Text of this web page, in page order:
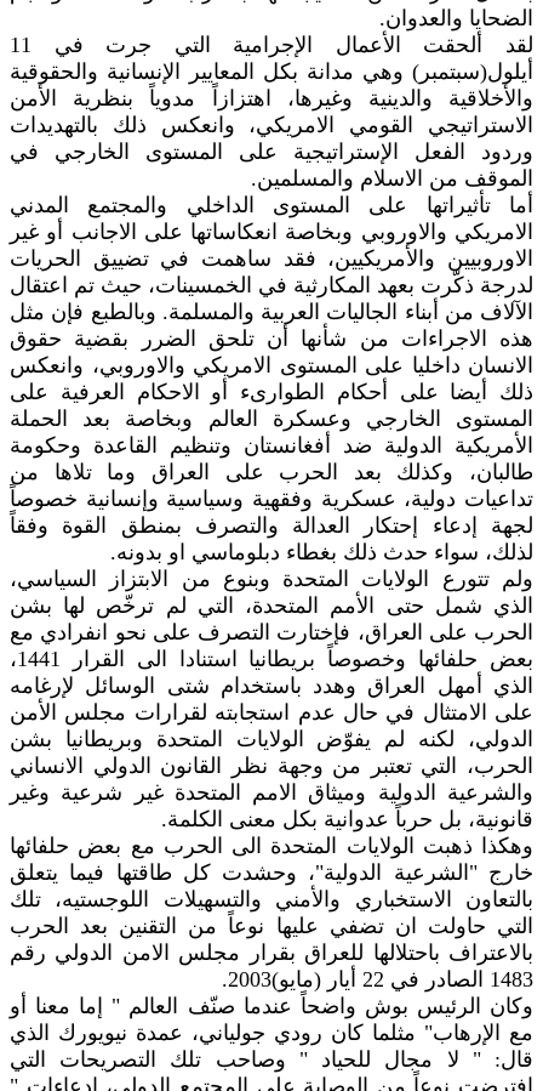
الضحايا والعدوان.
لقد ألحقت الأعمال الإجرامية التي جرت في 11
أيلول(سبتمبر) وهي مدانة بكل المعايير الإنسانية والحقوقية
والأخلاقية والدينية وغيرها، اهتزازاً مدوياً بنظرية الأمن
الاستراتيجي القومي الامريكي، وانعكس ذلك بالتهديدات
وردود الفعل الإستراتيجية على المستوى الخارجي في
الموقف من الاسلام والمسلمين.
أما تأثيراتها على المستوى الداخلي والمجتمع المدني
الامريكي والاوروبي وبخاصة انعكاساتها على الاجانب أو غير
الاوروبيين والأمريكيين، فقد ساهمت في تضييق الحريات
لدرجة ذكّرت بعهد المكارثية في الخمسينات، حيث تم اعتقال
الآلاف من أبناء الجاليات العربية والمسلمة. وبالطبع فإن مثل
هذه الاجراءات من شأنها أن تلحق الضرر بقضية حقوق
الانسان داخليا على المستوى الامريكي والاوروبي، وانعكس
ذلك أيضا على أحكام الطوارىء أو الاحكام العرفية على
المستوى الخارجي وعسكرة العالم وبخاصة بعد الحملة
الأمريكية الدولية ضد أفغانستان وتنظيم القاعدة وحكومة
طالبان، وكذلك بعد الحرب على العراق وما تلاها من
تداعيات دولية، عسكرية وفقهية وسياسية وإنسانية خصوصاً
لجهة إدعاء إحتكار العدالة والتصرف بمنطق القوة وفقاً
لذلك، سواء حدث ذلك بغطاء دبلوماسي او بدونه.
ولم تتورع الولايات المتحدة وبنوع من الابتزاز السياسي،
الذي شمل حتى الأمم المتحدة، التي لم ترخّص لها بشن
الحرب على العراق، فإختارت التصرف على نحو انفرادي مع
بعض حلفائها وخصوصاً بريطانيا استنادا الى القرار 1441،
الذي أمهل العراق وهدد باستخدام شتى الوسائل لإرغامه
على الامتثال في حال عدم استجابته لقرارات مجلس الأمن
الدولي، لكنه لم يفوّض الولايات المتحدة وبريطانيا بشن
الحرب، التي تعتبر من وجهة نظر القانون الدولي الانساني
والشرعية الدولية وميثاق الامم المتحدة غير شرعية وغير
قانونية، بل حرباً عدوانية بكل معنى الكلمة.
وهكذا ذهبت الولايات المتحدة الى الحرب مع بعض حلفائها
خارج "الشرعية الدولية"، وحشدت كل طاقتها فيما يتعلق
بالتعاون الاستخباري والأمني والتسهيلات اللوجستيه، تلك
التي حاولت ان تضفي عليها نوعاً من التقنين بعد الحرب
بالاعتراف باحتلالها للعراق بقرار مجلس الامن الدولي رقم
1483 الصادر في 22 أيار (مايو)2003.
وكان الرئيس بوش واضحاً عندما صنّف العالم " إما معنا أو
مع الإرهاب" مثلما كان رودي جولياني، عمدة نيويورك الذي
قال: " لا مجال للحياد " وصاحب تلك التصريحات التي